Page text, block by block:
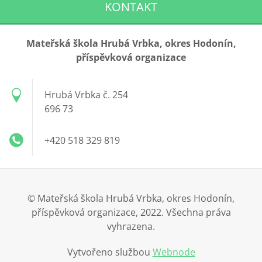
KONTAKT
Mateřská škola Hrubá Vrbka, okres Hodonín,
příspěvková organizace
Hrubá Vrbka č. 254
696 73
+420 518 329 819
© Mateřská škola Hrubá Vrbka, okres Hodonín,
příspěvková organizace, 2022. Všechna práva
vyhrazena.
Vytvořeno službou Webnode